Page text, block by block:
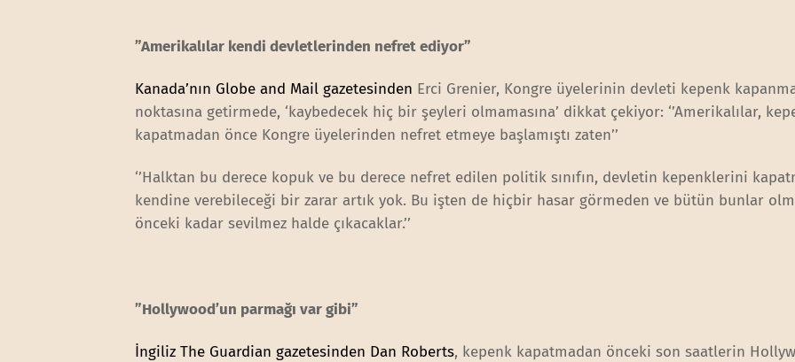
”Amerikalılar kendi devletlerinden nefret ediyor”
Kanada’nın Globe and Mail gazetesinden Erci Grenier, Kongre üyelerinin devleti kepenk
noktasına getirmede, ‘kaybedecek hiç bir şeyleri olmamasına’ dikkat çekiyor: ‘’Amerikalılar,
kapatmadan önce Kongre üyelerinden nefret etmeye başlamıştı zaten’’
‘’Halktan bu derece kopuk ve bu derece nefret edilen politik sınıfın, devletin kepenklerini
kendine verebileceği bir zarar artık yok. Bu işten de hiçbir hasar görmeden ve bütün bunlar
önceki kadar sevilmez halde çıkacaklar.’’
”Hollywood’un parmağı var gibi”
İngiliz The Guardian gazetesinden Dan Roberts, kepenk kapatmadan önceki son saatlerin